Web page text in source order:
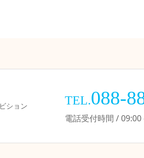
ション TEL.088-
電話受付時間 / 09:00